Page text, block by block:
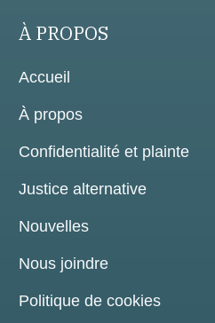
À PROPOS
Accueil
À propos
Confidentialité et plainte
Justice alternative
Nouvelles
Nous joindre
Politique de cookies